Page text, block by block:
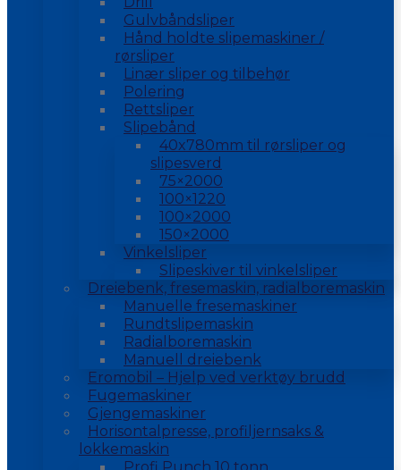
Gulvbåndsliper
Hånd holdte slipemaskiner /
rørsliper
Linær sliper og tilbehør
Polering
Rettsliper
Slipebånd
40x780mm til rørsliper og
slipesverd
75×2000
100×1220
100×2000
150×2000
Vinkelsliper
Slipeskiver til vinkelsliper
Dreiebenk, fresemaskin, radialboremaskin
Manuelle fresemaskiner
Rundtslipemaskin
Radialboremaskin
Manuell dreiebenk
Eromobil – Hjelp ved verktøy brudd
Fugemaskiner
Gjengemaskiner
Horisontalpresse, profiljernsaks &
lokkemaskin